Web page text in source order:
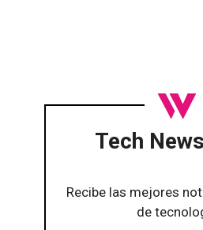
Tech
Recibe las mejores
de